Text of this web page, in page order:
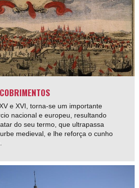
e XVI, torna-se um importante
nacional e europeu, resultando
do seu termo, que ultrapassa
medieval, e lhe reforça o cunho